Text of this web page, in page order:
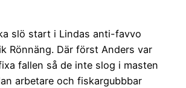
slö start i Lindas anti-favvo
Rönnäng. Där först Anders var
fallen så de inte slog i masten
arbetare och fiskargubbbar